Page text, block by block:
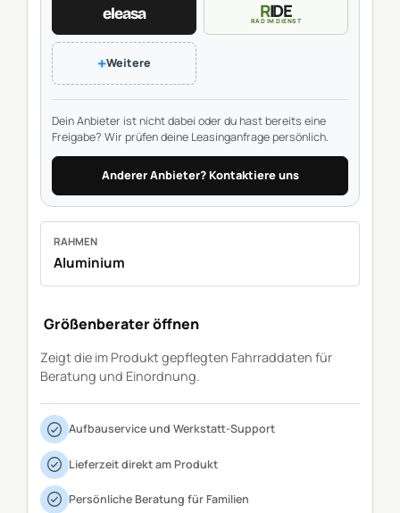
eleasa RIDE
RAD IM DIENST
+Weitere
Dein Anbieter ist nicht dabei oder du hast bereits eine
Freigabe? Wir prüfen deine Leasinganfrage persönlich.
Anderer Anbieter? Kontaktiere uns
RAHMEN
Aluminium
Größenberater öffnen
Zeigt die im Produkt gepflegten Fahrraddaten für
Beratung und Einordnung.
Aufbauservice und Werkstatt-Support
Lieferzeit direkt am Produkt
Persönliche Beratung für Familien